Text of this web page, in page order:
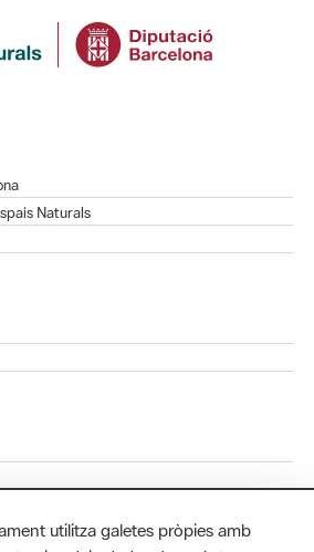
Naturals
utilitza galetes pròpies amb